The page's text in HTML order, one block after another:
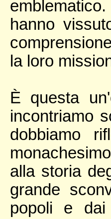
hanno
la loro
È questa
incontriamo
dobbiamo
alla storia
grande
popoli e